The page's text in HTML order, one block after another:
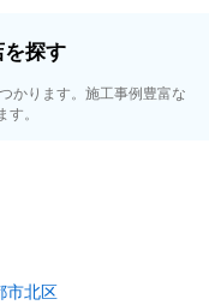
探す
かります。施工事例豊富な
。
市北区